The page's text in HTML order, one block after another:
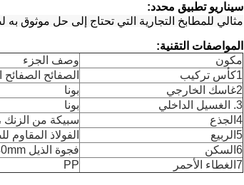
سيناريو تطبيق محدد:
مثالي للمطابخ التجارية التي تحتاج إلى حل موثوق
المواصفات التقنية:
مكون
وصف الجزء
1كأس تركيب
الصفائح الصفائح
2غاسك الخارجي
بونا
3. الغسيل الداخلي
بونا
4الجذع
سبيكة من الزنك ،
5الربيع
الفولاذ المقاوم
6السكن
فجوة الذيل f2.40mm اللون الطبيعي
7الغطاء الأحمر
PP